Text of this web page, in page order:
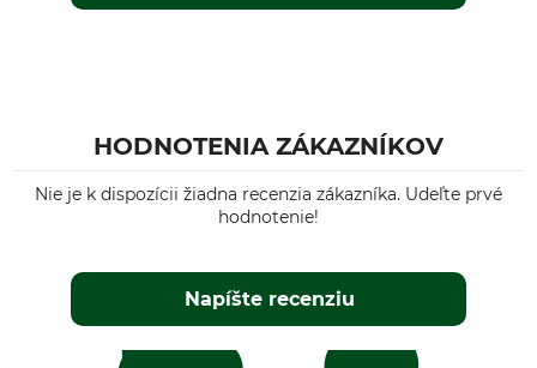
HODNOTENIA ZÁKAZNÍKOV
Nie je k dispozícii žiadna recenzia zákazníka. Udeľte prvé
hodnotenie!
Napíšte recenziu